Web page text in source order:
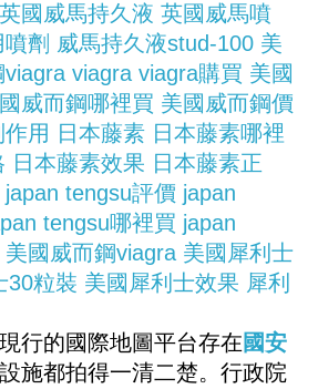
英國威馬持久液 英國威馬噴
劑 威馬持久液stud-100 美
viagra viagra viagra購買 美國
威而鋼哪裡買 美國威而鋼價
用 日本藤素 日本藤素哪裡
日本藤素效果 日本藤素正
japan tengsu評價 japan
tengsu哪裡買 japan
美國威而鋼viagra 美國犀利士
30粒裝 美國犀利士效果 犀利
行的國際地圖平台存在國安
施都拍得一清二楚。行政院